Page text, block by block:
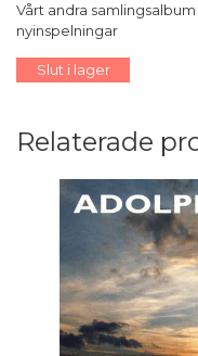
Vårt andra
nyinspelningar
Slut i lager
Relaterade